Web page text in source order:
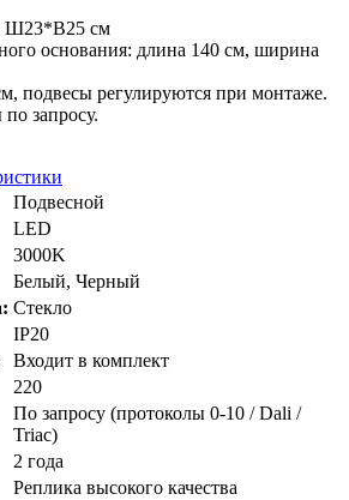
Ш23*В25 см
основания: длина 140 см, ширина
подвесы регулируются при монтаже.
запросу.
Подвесной
LED
3000K
Белый, Черный
Стекло
IP20
Входит в комплект
220
По запросу (протоколы 0-10 / Dali /
Triac)
2 года
Реплика высокого качества